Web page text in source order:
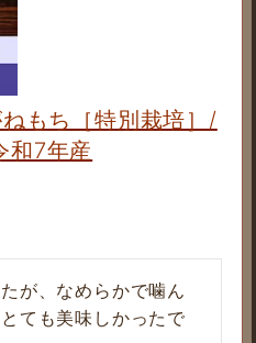
ねもち［特別栽培］/
和7年産
が、なめらかで噛ん
ても美味しかったで